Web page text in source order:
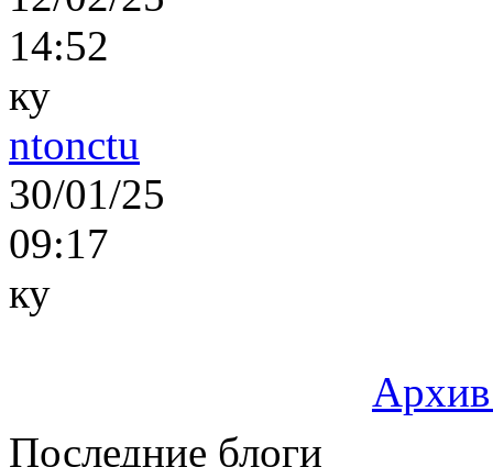
14:52
ку
ntonctu
30/01/25
09:17
ку
Последние блоги